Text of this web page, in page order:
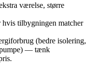
værelse, større
tilbygningen matcher
(bedre isolering,
— tænk